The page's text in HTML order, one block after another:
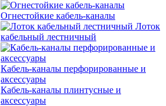
Огнестойкие кабель-каналы
Лоток
кабельный лестничный
Кабель-каналы перфорированные и
аксессуары
Кабель-каналы плинтусные и
аксессуары